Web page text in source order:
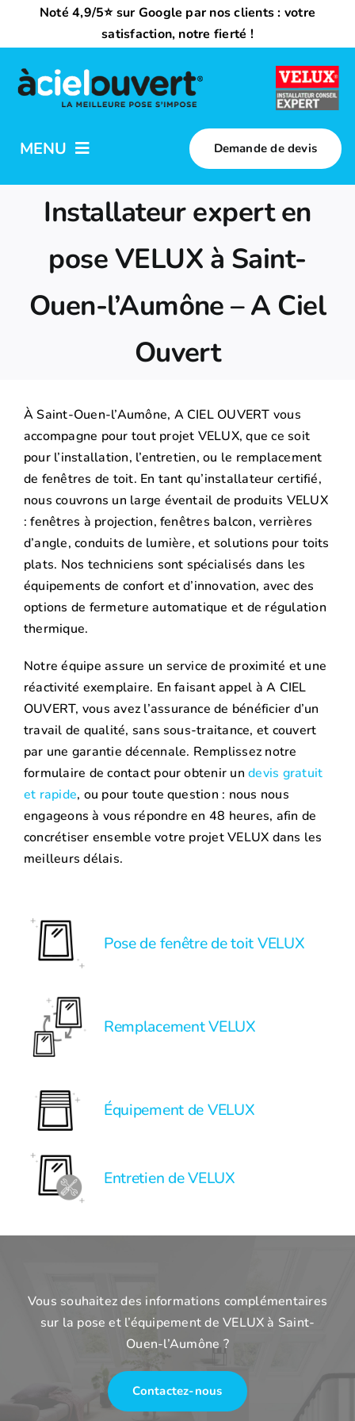
contenu
Noté 4,9/5⭐ sur Google par nos clients : votre
satisfaction, notre fierté !
MENU
Qui sommes-nous ?
Trouvez votre installateur
Demande de devis
Installateur expert en
pose VELUX à Saint-
Ouen-l’Aumône – A Ciel
Ouvert
À Saint-Ouen-l’Aumône, A CIEL OUVERT vous
accompagne pour tout projet VELUX, que ce soit
pour l’installation, l’entretien, ou le remplacement
de fenêtres de toit. En tant qu’installateur certifié,
nous couvrons un large éventail de produits VELUX
: fenêtres à projection, fenêtres balcon, verrières
d’angle, conduits de lumière, et solutions pour toits
plats. Nos techniciens sont spécialisés dans les
équipements de confort et d’innovation, avec des
options de fermeture automatique et de régulation
thermique.
Notre équipe assure un service de proximité et une
réactivité exemplaire. En faisant appel à A CIEL
OUVERT, vous avez l’assurance de bénéficier d’un
travail de qualité, sans sous-traitance, et couvert
par une garantie décennale. Remplissez notre
formulaire de contact pour obtenir undevis gratuit
et rapide, ou pour toute question : nous nous
engageons à vous répondre en 48 heures, afin de
concrétiser ensemble votre projet VELUX dans les
meilleurs délais.
Pose de fenêtre de toit VELUX
Remplacement VELUX
Équipement de VELUX
Entretien de VELUX
Vous souhaitez des informations complémentaires
sur la pose et l’équipement de VELUX à Saint-
Ouen-l’Aumône ?
Contactez-nous